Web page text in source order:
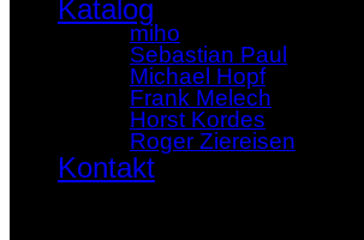
Katalog
miho
Sebastian Paul
Michael Hopf
Frank Melech
Horst Kordes
Roger Ziereisen
Kontakt